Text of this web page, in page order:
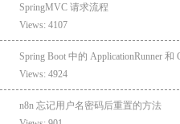
SpringMVC 请求流程
Views: 4107
Spring Boot 中的 ApplicationRunner 和
Views: 4924
n8n 忘记用户名密码后重置的方法